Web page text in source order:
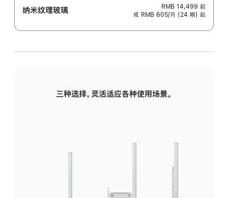
纳米纹理玻璃 RMB 14,499 起
或 RMB 605/月 (24 期) 起
三种选择，灵活适应各种使用场景。